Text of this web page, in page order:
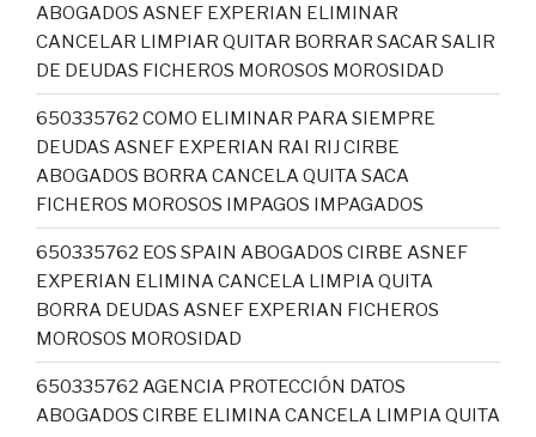
ABOGADOS ASNEF EXPERIAN ELIMINAR
CANCELAR LIMPIAR QUITAR BORRAR SACAR SALIR
DE DEUDAS FICHEROS MOROSOS MOROSIDAD
650335762 COMO ELIMINAR PARA SIEMPRE
DEUDAS ASNEF EXPERIAN RAI RIJ CIRBE
ABOGADOS BORRA CANCELA QUITA SACA
FICHEROS MOROSOS IMPAGOS IMPAGADOS
650335762 EOS SPAIN ABOGADOS CIRBE ASNEF
EXPERIAN ELIMINA CANCELA LIMPIA QUITA
BORRA DEUDAS ASNEF EXPERIAN FICHEROS
MOROSOS MOROSIDAD
650335762 AGENCIA PROTECCIÓN DATOS
ABOGADOS CIRBE ELIMINA CANCELA LIMPIA QUITA